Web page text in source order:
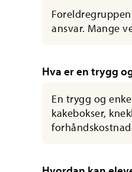
ansvar. Mange
Hva er en trygg
En trygg og
kakebokser,